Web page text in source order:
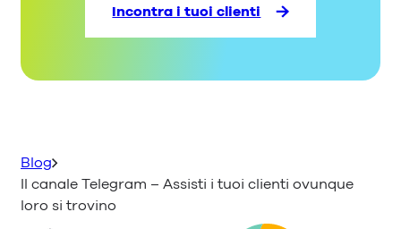
Incontra i tuoi clienti
Blog
Il canale Telegram – Assisti i tuoi clienti ovunque
loro si trovino